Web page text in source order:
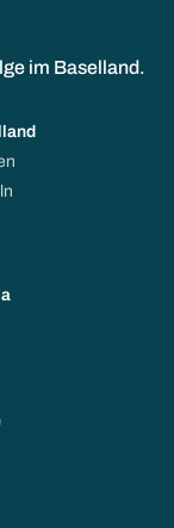
im Baselland.